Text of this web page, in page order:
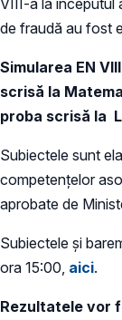
de fraudă au fost
Simularea EN
scrisă la
proba scrisă la
Subiectele sunt
competenţelor
aprobate de
Subiectele și
ora 15:00, aici.
Rezultatele vor